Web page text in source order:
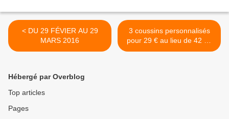
< DU 29 FÉVIER AU 29
MARS 2016
3 coussins personnalisés
pour 29 € au lieu de 42 € !
>
Hébergé par Overblog
Top articles
Pages